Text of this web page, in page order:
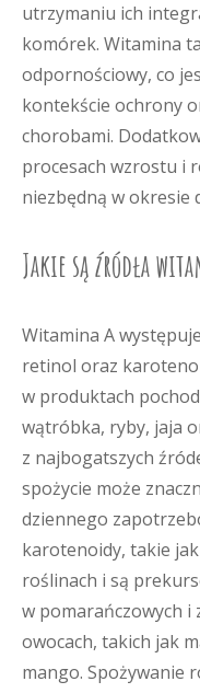
utrzymaniu ich
komórek. Witamina
odpornościowy, co
kontekście ochrony
chorobami.
procesach wzrostu i
niezbędną w okresie
Jakie są źródła
Witamina A
retinol oraz
w produktach
wątróbka, ryby, jaja
z najbogatszych
spożycie może
dziennego
karotenoidy, takie
roślinach i są
w pomarańczowych i
owocach, takich jak
mango. Spożywanie